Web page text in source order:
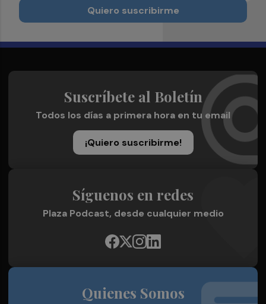
Quiero suscribirme
Suscríbete al Boletín
Todos los días a primera hora en tu email
¡Quiero suscribirme!
Síguenos en redes
Plaza Podcast, desde cualquier medio
Quienes Somos